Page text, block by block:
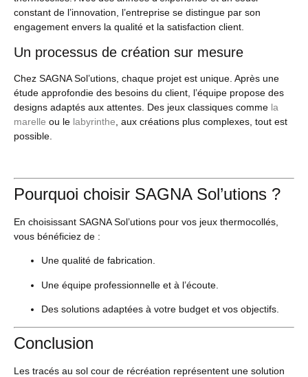
constant de l’innovation, l’entreprise se distingue par son
engagement envers la qualité et la satisfaction client.
Un processus de création sur mesure
Chez SAGNA Sol’utions, chaque projet est unique. Après une
étude approfondie des besoins du client, l’équipe propose des
designs adaptés aux attentes. Des jeux classiques comme la
marelle ou le labyrinthe, aux créations plus complexes, tout est
possible.
Pourquoi choisir SAGNA Sol’utions ?
En choisissant SAGNA Sol’utions pour vos jeux thermocollés,
vous bénéficiez de :
Une qualité de fabrication.
Une équipe professionnelle et à l’écoute.
Des solutions adaptées à votre budget et vos objectifs.
Conclusion
Les tracés au sol cour de récréation représentent une solution